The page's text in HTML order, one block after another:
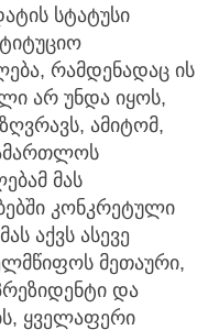
სტატუსი
რამდენადაც ის
არ უნდა იყოს,
ამიტომ,
მას
კონკრეტული
აქვს ასევე
მეთაური,
და
ყველაფერი